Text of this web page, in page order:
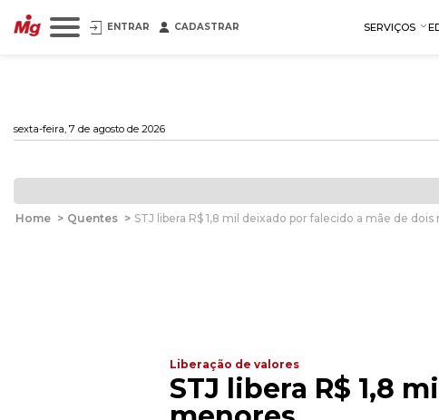
ENTRAR CADASTRAR SERVIÇOS
sexta-feira, 7 de agosto de 2026
Home > Quentes > STJ libera R$ 1,8 mil deixado por falecido a mãe de
Liberação de valores
STJ libera R$ 1,8